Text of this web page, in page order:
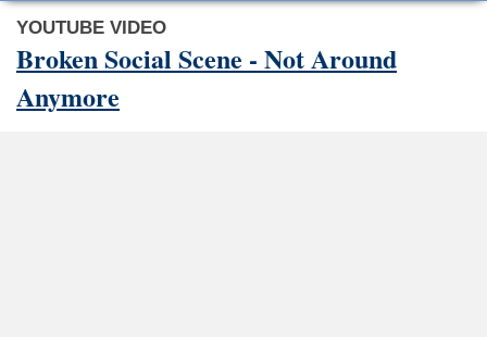
YOUTUBE VIDEO
Broken Social Scene - Not Around
Anymore